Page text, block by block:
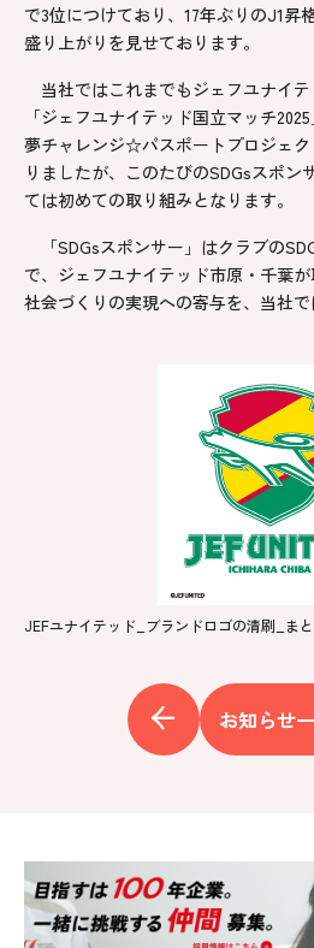
で3位につけており、17年ぶりのJ1昇
盛り上がりを見せております。
当社ではこれまでもジェフユナイ
「ジェフユナイテッド国立マッチ
夢チャレンジ☆パスポートプロジェ
りましたが、このたびのSDGsスポン
ては初めての取り組みとなります。
「SDGsスポンサー」はクラブの
で、ジェフユナイテッド市原・千葉
社会づくりの実現への寄与を、当社で
JEFユナイテッド_ブランドロゴの清刷_ま
お知らせ